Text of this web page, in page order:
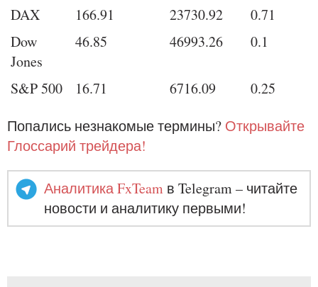
DAX
166.91 23730.92
0.71
Dow
Jones
46.85 46993.26 0.1
S&P 500 16.71 6716.09
0.25
Попались незнакомые термины? Открывайте
Глоссарий трейдера!
Аналитика FxTeam в Telegram – читайте
новости и аналитику первыми!